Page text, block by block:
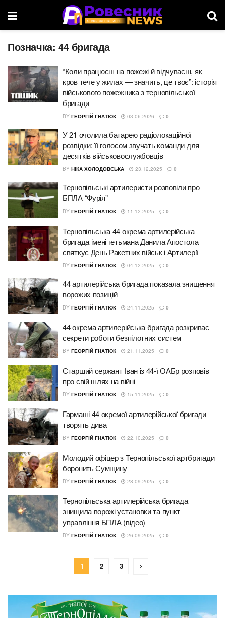
Позначка: 44 бригада
“Коли працюєш на пожежі й відчуваєш, як
кров тече у жилах — значить, це твоє”: історія
військового пожежника з тернопільської
бригади
BY ГЕОРГІЙ ГНАТЮК 03.06.2026 0
У 21 очолила батарею радіолокаційної
розвідки: її голосом звучать команди для
десятків військовослужбовців
BY НІКА ХОЛОДОВСЬКА 23.12.2025 0
Тернопільські артилеристи розповіли про
БПЛА “Фурія”
BY ГЕОРГІЙ ГНАТЮК 11.12.2025 0
Тернопільська 44 окрема артилерійська
бригада імені гетьмана Данила Апостола
святкує День Ракетних військ і Артилерії
BY ГЕОРГІЙ ГНАТЮК 04.12.2025 0
44 артилерійська бригада показала знищення
ворожих позицій
BY ГЕОРГІЙ ГНАТЮК 24.11.2025 0
44 окрема артилерійська бригада розкриває
секрети роботи безпілотних систем
BY ГЕОРГІЙ ГНАТЮК 21.11.2025 0
Старший сержант Іван із 44-ї ОАБр розповів
про свій шлях на війні
BY ГЕОРГІЙ ГНАТЮК 15.11.2025 0
Гармаші 44 окремої артилерійської бригади
творять дива
BY ГЕОРГІЙ ГНАТЮК 22.10.2025 0
Молодий офіцер з Тернопільської артбригади
боронить Сумщину
BY ГЕОРГІЙ ГНАТЮК 28.09.2025 0
Тернопільська артилерійська бригада
знищила ворожі установки та пункт
управління БПЛА (відео)
BY ГЕОРГІЙ ГНАТЮК 26.09.2025 0
1 2 3